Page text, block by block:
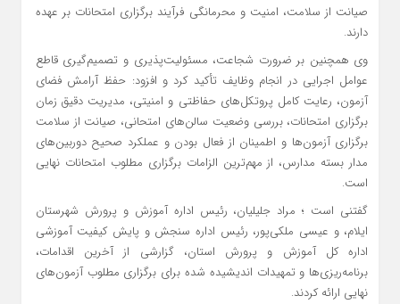
صیانت از سلامت، امنیت و محرمانگی فرآیند برگزاری امتحانات بر عهده
دارند.
وی همچنین بر ضرورت شجاعت، مسئولیت‌پذیری و تصمیم‌گیری قاطع
عوامل اجرایی در انجام وظایف تأکید کرد و افزود: حفظ آرامش فضای
آزمون، رعایت کامل پروتکل‌های حفاظتی و امنیتی، مدیریت دقیق زمان
برگزاری امتحانات، بررسی وضعیت سالن‌های امتحانی، صیانت از سلامت
برگزاری آزمون‌ها و اطمینان از فعال بودن و عملکرد صحیح دوربین‌های
مدار بسته مدارس، از مهم‌ترین الزامات برگزاری مطلوب امتحانات نهایی
است.
گفتنی است ؛ مراد جلیلیان، رئیس اداره آموزش و پرورش شهرستان
ایلام، و عیسی ملکی‌پور، رئیس اداره سنجش و پایش کیفیت آموزشی
اداره کل آموزش و پرورش استان، گزارشی از آخرین اقدامات،
برنامه‌ریزی‌ها و تمهیدات اندیشیده شده برای برگزاری مطلوب آزمون‌های
نهایی ارائه کردند.